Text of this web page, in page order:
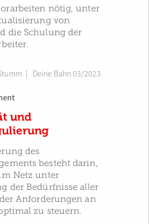
nötig, unter
von
die Schulung der
Deine Bahn 03/2023
und
des
besteht darin,
Netz unter
der Bedürfnisse aller
An­forderungen an
zu steuern.